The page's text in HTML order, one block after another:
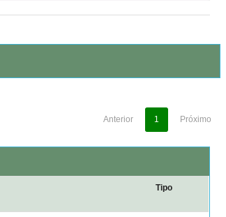
Anterior 1 Próximo
Tipo